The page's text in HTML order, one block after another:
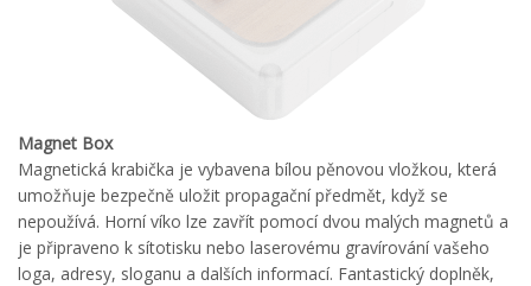
Magnet Box
Magnetická krabička je vybavena bílou pěnovou vložkou, která
umožňuje bezpečně uložit propagační předmět, když se
nepoužívá. Horní víko lze zavřít pomocí dvou malých magnetů a
je připraveno k sítotisku nebo laserovému gravírování vašeho
loga, adresy, sloganu a dalších informací. Fantastický doplněk,